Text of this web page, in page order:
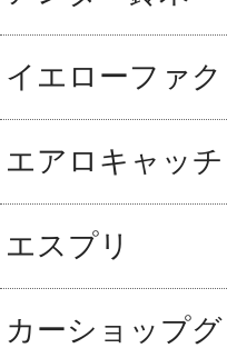
イエローファ
エアロキャッチ
エスプリ
カーショップ